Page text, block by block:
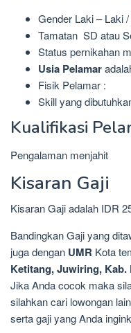
Gender Laki – Laki
Tamatan SD atau
Status pernikahan
Usia Pelamar
Fisik Pelamar :
Skill yang
Kualifikasi
Pengalaman menjahit
Kisaran Gaji
Kisaran Gaji adalah IDR
Bandingkan Gaji yang
juga dengan UMR Kota
Ketitang, Juwiring, Kab.
Jika Anda cocok maka
silahkan cari lowongan
serta gaji yang Anda